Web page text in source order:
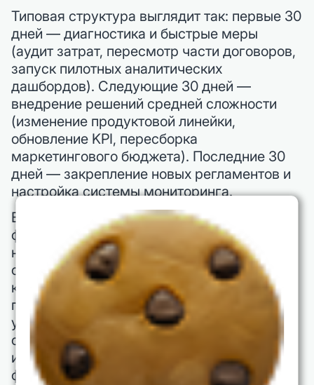
Типовая структура выглядит так: первые 30
дней — диагностика и быстрые меры
(аудит затрат, пересмотр части договоров,
запуск пилотных аналитических
дашбордов). Следующие 30 дней —
внедрение решений средней сложности
(изменение продуктовой линейки,
обновление KPI, пересборка
маркетингового бюджета). Последние 30
дней — закрепление новых регламентов и
настройка системы мониторинга.
В практике российских компаний такой
формат позволяет уже в первом квартале
нового года увидеть конкретные цифры:
снижение удельных затрат, рост маржи по
ключевым продуктам, улучшение
показателей кэш-фло. При этом
управленческая команда получает
отработанный шаблон — его можно
использовать далее для ежегодной
финансовой подготовки.